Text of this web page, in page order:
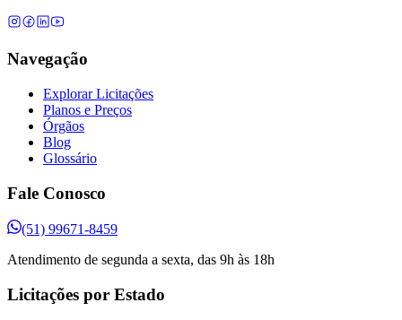
Navegação
Explorar Licitações
Planos e Preços
Órgãos
Blog
Glossário
Fale Conosco
(51) 99671-8459
Atendimento de segunda a sexta, das 9h às 18h
Licitações por Estado